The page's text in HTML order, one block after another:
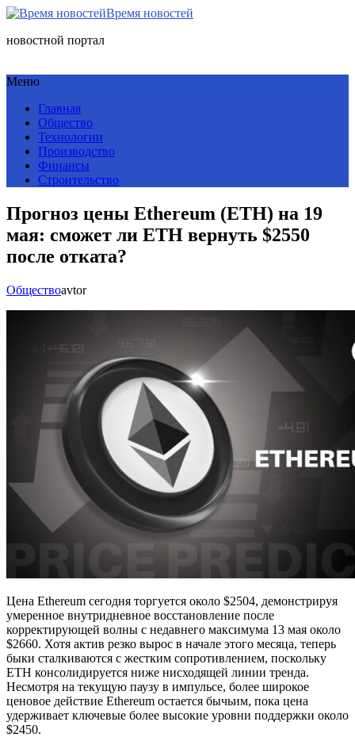
Время новостей
новостной портал
Меню
Главная
Общество
Технологии
Производство
Финансы
Строительство
Прогноз цены Ethereum (ETH) на 19
мая: сможет ли ETH вернуть $2550
после отката?
Обществоavtor
Цена Ethereum сегодня торгуется около $2504, демонстрируя
умеренное внутридневное восстановление после
корректирующей волны с недавнего максимума 13 мая около
$2660. Хотя актив резко вырос в начале этого месяца, теперь
быки сталкиваются с жестким сопротивлением, поскольку
ETH консолидируется ниже нисходящей линии тренда.
Несмотря на текущую паузу в импульсе, более широкое
ценовое действие Ethereum остается бычьим, пока цена
удерживает ключевые более высокие уровни поддержки около
$2450.